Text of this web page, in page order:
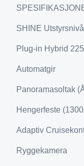
SHINE Utstyrsnivå
Plug-in Hybrid
Automatgir
Panoramasoltak
Hengerfeste
Adaptiv
Ryggekamera